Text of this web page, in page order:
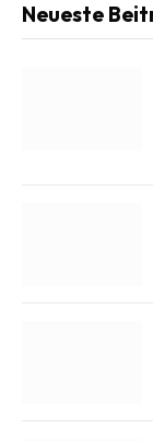
Neueste